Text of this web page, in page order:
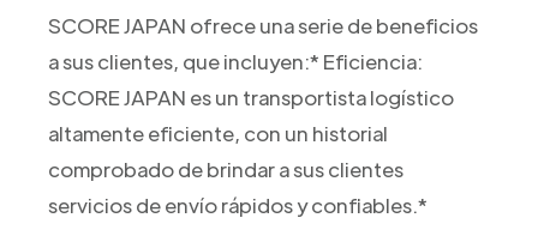
SCORE JAPAN ofrece una serie de beneficios
a sus clientes, que incluyen:* Eficiencia:
SCORE JAPAN es un transportista logístico
altamente eficiente, con un historial
comprobado de brindar a sus clientes
servicios de envío rápidos y confiables.*